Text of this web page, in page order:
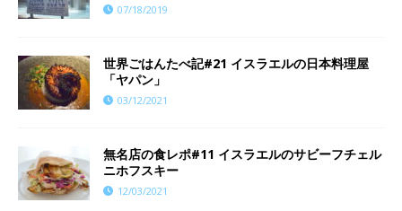
07/18/2019
世界ごはんたべ記#21 イスラエルの日本料理屋
「ヤパン」
03/12/2021
無名店の食レポ#11 イスラエルのサビーフチェル
ニホフスキー
12/03/2021